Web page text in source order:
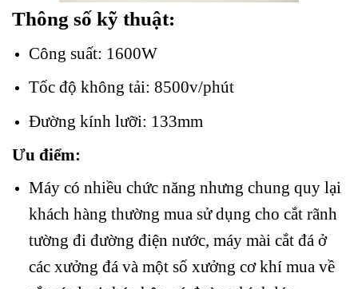
Thông số kỹ thuật:
Công suất: 1600W
Tốc độ không tải: 8500v/phút
Đường kính lưỡi: 133mm
Ưu điểm:
Máy có nhiều chức năng nhưng chung quy lại
khách hàng thường mua sử dụng cho cắt rãnh
tường đi đường điện nước, máy mài cắt đá ở
các xưởng đá và một số xưởng cơ khí mua về